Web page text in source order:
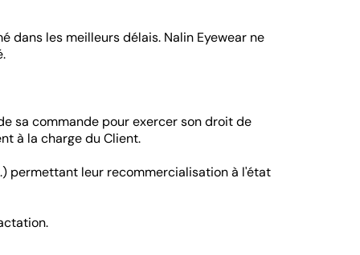
dans les meilleurs délais. Nalin Eyewear ne
sa commande pour exercer son droit de
à la charge du Client.
permettant leur recommercialisation à l'état